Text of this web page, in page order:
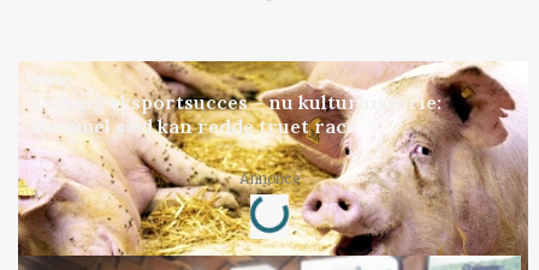
GRISE
Engang eksportsucces – nu kulturhistorie:
Gammel sæd kan redde truet race
Annonce
Loading...